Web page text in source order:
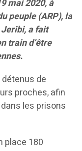
mai 2020, à
peuple (ARP), la
a fait
train d’être
de
proches, afin
les prisons
place 180